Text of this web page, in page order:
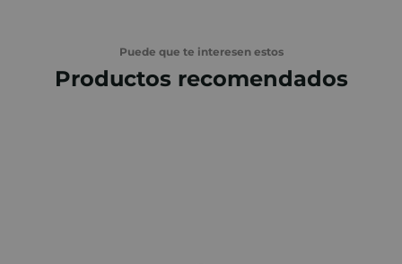
Puede que te interesen estos
Productos recomendados